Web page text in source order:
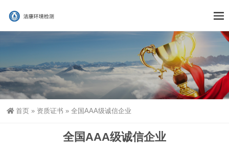
首页 » 资质证书 » 全国AAA级诚信企业
全国AAA级诚信企业